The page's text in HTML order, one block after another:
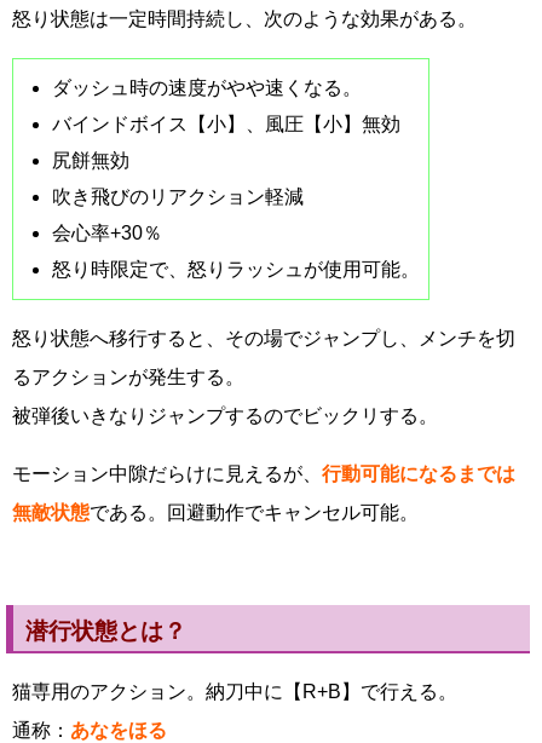
怒り状態は一定時間持続し、次のような効果がある。
ダッシュ時の速度がやや速くなる。
バインドボイス【小】、風圧【小】無効
尻餅無効
吹き飛びのリアクション軽減
会心率+30％
怒り時限定で、怒りラッシュが使用可能。
怒り状態へ移行すると、その場でジャンプし、メンチを切
るアクションが発生する。
被弾後いきなりジャンプするのでビックリする。
モーション中隙だらけに見えるが、 行動可能になるまでは
無敵状態である。回避動作でキャンセル可能。
潜行状態とは？
猫専用のアクション。納刀中に【R+B】で行える。
通称： あなをほる